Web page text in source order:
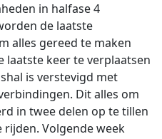
in halfase 4
de laatste
alles gereed te maken
laatste keer te verplaatsen
is verstevigd met
Dit alles om
in twee delen op te tillen
rijden. Volgende week